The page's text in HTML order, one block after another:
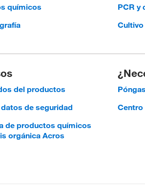
químicos
PCR y
del productos
de seguridad
de productos químicos
orgánica Acros
Centro